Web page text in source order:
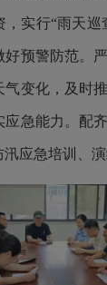
实行“雨天巡
好预警防范。
气变化，及时
应急能力。配
应急培训、演